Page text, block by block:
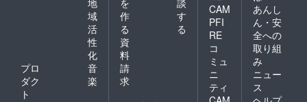
地
域
活
性
化
プロ
ダク
ト
音
楽
を
作
る
談
す
る
資
料
請
求
CAM
PFI
RE
コ
ミュ
ニ
ティ
あんし
ん・安
全への
取り組
み
ニュー
ス